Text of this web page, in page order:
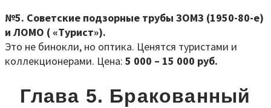
№5. Советские подзорные трубы ЗОМЗ (1950-80-е)
и ЛОМО ( «Турист»).
Это не бинокли, но оптика. Ценятся туристами и
коллекционерами. Цена: 5 000 – 15 000 руб.
Глава 5. Бракованный